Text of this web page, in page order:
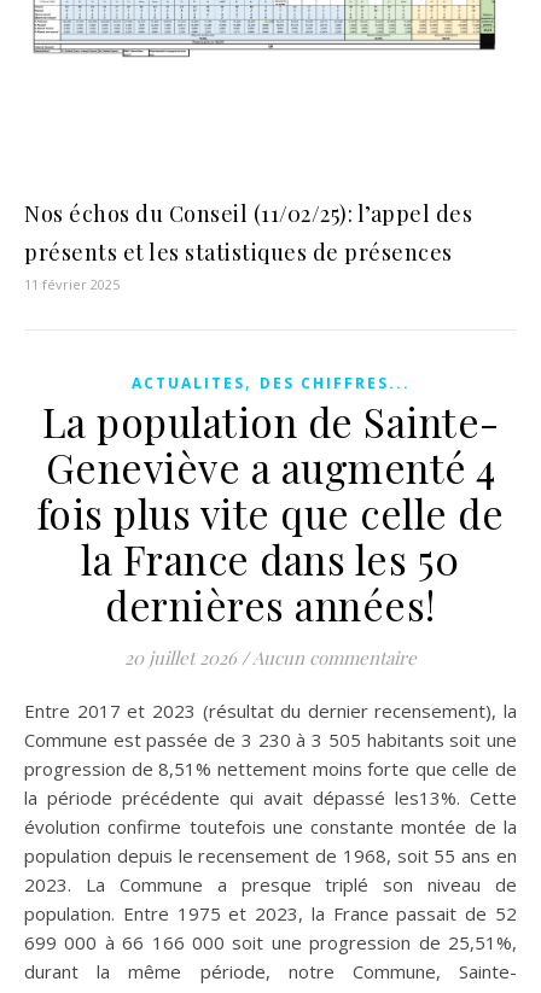
Nos échos du Conseil (11/02/25): l’appel des
présents et les statistiques de présences
11 février 2025
ACTUALITES, DES CHIFFRES...
La population de Sainte-
Geneviève a augmenté 4
fois plus vite que celle de
la France dans les 50
dernières années!
20 juillet 2026 /Aucun commentaire
Entre 2017 et 2023 (résultat du dernier recensement), la
Commune est passée de 3 230 à 3 505 habitants soit une
progression de 8,51% nettement moins forte que celle de
la période précédente qui avait dépassé les13%. Cette
évolution confirme toutefois une constante montée de la
population depuis le recensement de 1968, soit 55 ans en
2023. La Commune a presque triplé son niveau de
population. Entre 1975 et 2023, la France passait de 52
699 000 à 66 166 000 soit une progression de 25,51%,
durant la même période, notre Commune, Sainte-